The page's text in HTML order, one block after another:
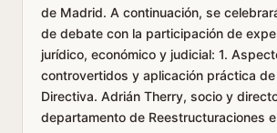
de Madrid. A continuación, se
de debate con la participación de
jurídico, económico y judicial: 1.
controvertidos y aplicación práctica de
Directiva. Adrián Therry, socio y
departamento de Reestructuraciones